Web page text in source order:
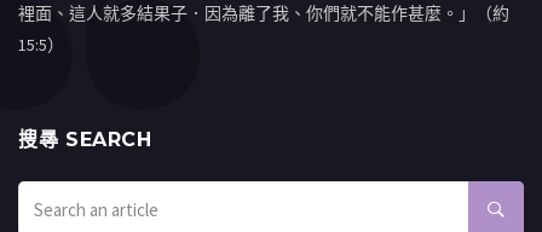
裡面、這人就多結果子．因為離了我、你們就不能作甚麼。」（約
15:5）
搜㝷 SEARCH